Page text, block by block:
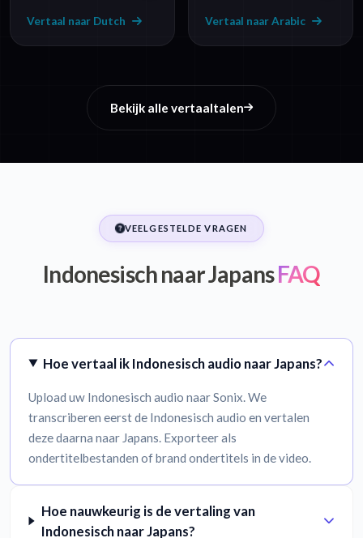
Vertaal naar Dutch Vertaal naar Arabic
Bekijk alle vertaaltalen
VEELGESTELDE VRAGEN
Indonesisch naar JapansFAQ
Hoe vertaal ik Indonesisch audio naar Japans?
Upload uw Indonesisch audio naar Sonix. We
transcriberen eerst de Indonesisch audio en vertalen
deze daarna naar Japans. Exporteer als
ondertitelbestanden of brand ondertitels in de video.
Hoe nauwkeurig is de vertaling van
Indonesisch naar Japans?